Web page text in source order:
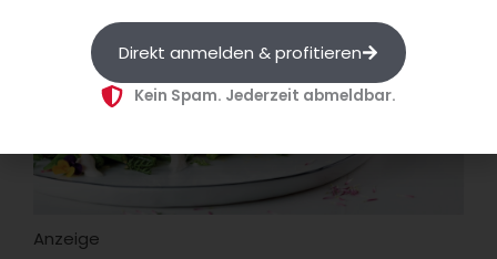
Anzeige
Direkt anmelden & profitieren
Kein Spam. Jederzeit abmeldbar.